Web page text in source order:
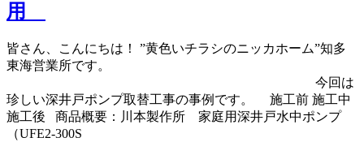
用
皆さん、こんにちは！ ”黄色いチラシのニッカホーム”知多
東海営業所です。
今回は
珍しい深井戸ポンプ取替工事の事例です。 施工前 施工中
施工後 商品概要：川本製作所 家庭用深井戸水中ポンプ
（UFE2-300S